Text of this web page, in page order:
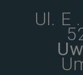
Ul. E